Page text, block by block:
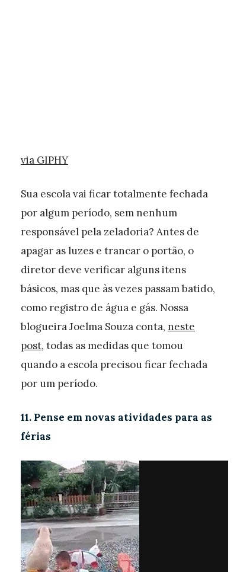
via GIPHY
Sua escola vai ficar totalmente fechada
por algum período, sem nenhum
responsável pela zeladoria? Antes de
apagar as luzes e trancar o portão, o
diretor deve verificar alguns itens
básicos, mas que às vezes passam batido,
como registro de água e gás. Nossa
blogueira Joelma Souza conta, neste
post, todas as medidas que tomou
quando a escola precisou ficar fechada
por um período.
11. Pense em novas atividades para as
férias